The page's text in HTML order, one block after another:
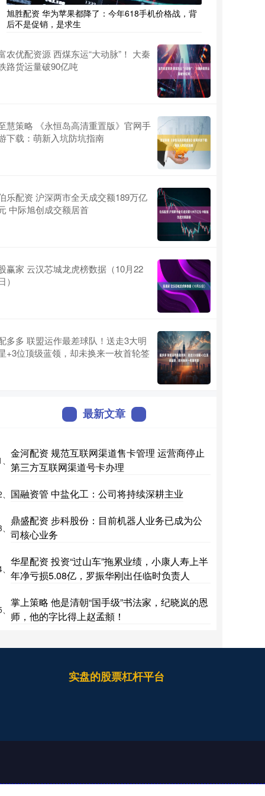
旭胜配资 华为苹果都降了：今年618手机价格战，背
后不是促销，是求生
农优配资源 西煤东运“大动脉”！ 大秦
路货运量破90亿吨
慧策略 《永恒岛高清重置版》官网手
下载：萌新入坑防坑指南
乐配资 沪深两市全天成交额189万亿
中际旭创成交额居首
赢家 云汉芯城龙虎榜数据（10月22
）
多多 联盟运作最差球队！送走3大明
+3位顶级蓝领，却未换来一枚首轮签
最新文章
金河配资 规范互联网渠道售卡管理 运营商停止
第三方互联网渠道号卡办理
国融资管 中盐化工：公司将持续深耕主业
鼎盛配资 步科股份：目前机器人业务已成为公
司核心业务
华星配资 投资“过山车”拖累业绩，小康人寿上半
年净亏损5.08亿，罗振华刚出任临时负责人
掌上策略 他是清朝“国手级”书法家，纪晓岚的恩
师，他的字比得上赵孟頫！
实盘的股票杠杆平台